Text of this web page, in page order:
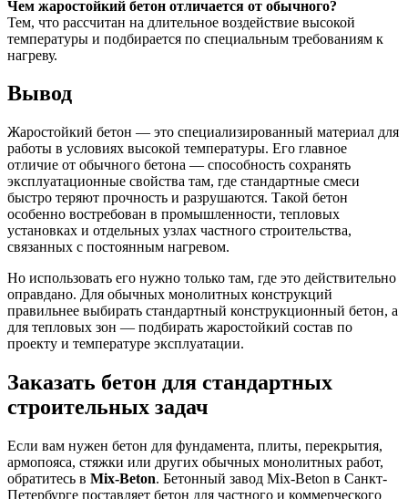
Чем жаростойкий бетон отличается от обычного?
Тем, что рассчитан на длительное воздействие высокой
температуры и подбирается по специальным требованиям к
нагреву.
Вывод
Жаростойкий бетон — это специализированный материал для
работы в условиях высокой температуры. Его главное
отличие от обычного бетона — способность сохранять
эксплуатационные свойства там, где стандартные смеси
быстро теряют прочность и разрушаются. Такой бетон
особенно востребован в промышленности, тепловых
установках и отдельных узлах частного строительства,
связанных с постоянным нагревом.
Но использовать его нужно только там, где это действительно
оправдано. Для обычных монолитных конструкций
правильнее выбирать стандартный конструкционный бетон, а
для тепловых зон — подбирать жаростойкий состав по
проекту и температуре эксплуатации.
Заказать бетон для стандартных
строительных задач
Если вам нужен бетон для фундамента, плиты, перекрытия,
армопояса, стяжки или других обычных монолитных работ,
обратитесь в Mix-Beton. Бетонный завод Mix-Beton в Санкт-
Петербурге поставляет бетон для частного и коммерческого